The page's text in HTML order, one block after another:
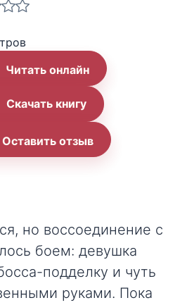
Читать онлайн
Скачать книгу
Оставить отзыв
но воссоединение с
боем: девушка
подделку и чуть
руками. Пока